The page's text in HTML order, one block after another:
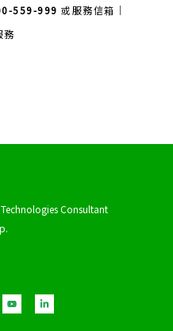
559-999 或服務信箱｜
務
Consultant
o
u
t
i
n
k